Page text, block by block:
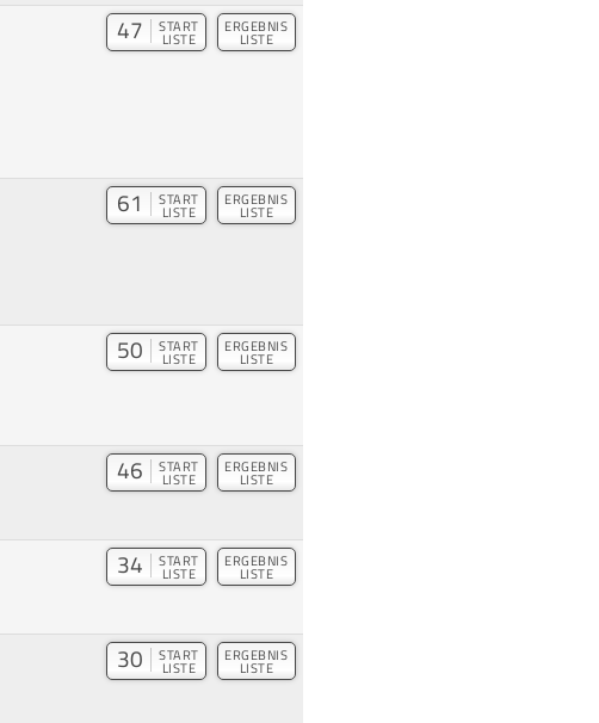
47 START
LISTE
ERGEBNIS
LISTE
61 START
LISTE
ERGEBNIS
LISTE
50 START
LISTE
ERGEBNIS
LISTE
46 START
LISTE
ERGEBNIS
LISTE
34 START
LISTE
ERGEBNIS
LISTE
30 START
LISTE
ERGEBNIS
LISTE